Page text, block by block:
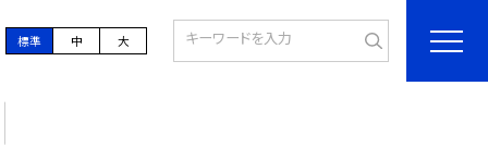
標準 中 大